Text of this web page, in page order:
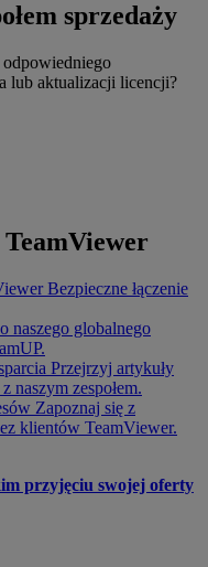
sprzedaży
lub aktualizacji licencji?
Bezpieczne łączenie
naszego globalnego
Przejrzyj artykuły
naszym zespołem.
Zapoznaj się z
klientów TeamViewer.
przyjęciu swojej oferty